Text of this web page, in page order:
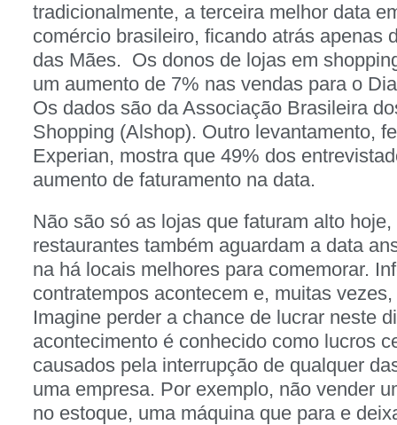
tradicionalmente, a terceira melhor data
comércio brasileiro, ficando atrás apenas
das Mães. Os donos de lojas em
um aumento de 7% nas vendas para o
Os dados são da Associação Brasileira
Shopping (Alshop). Outro levantamento,
Experian, mostra que 49% dos
aumento de faturamento na data.
Não são só as lojas que faturam alto
restaurantes também aguardam a data
na há locais melhores para comemorar.
contratempos acontecem e, muitas
Imagine perder a chance de lucrar neste
acontecimento é conhecido como lucros
causados pela interrupção de qualquer
uma empresa. Por exemplo, não vender
no estoque, uma máquina que para e